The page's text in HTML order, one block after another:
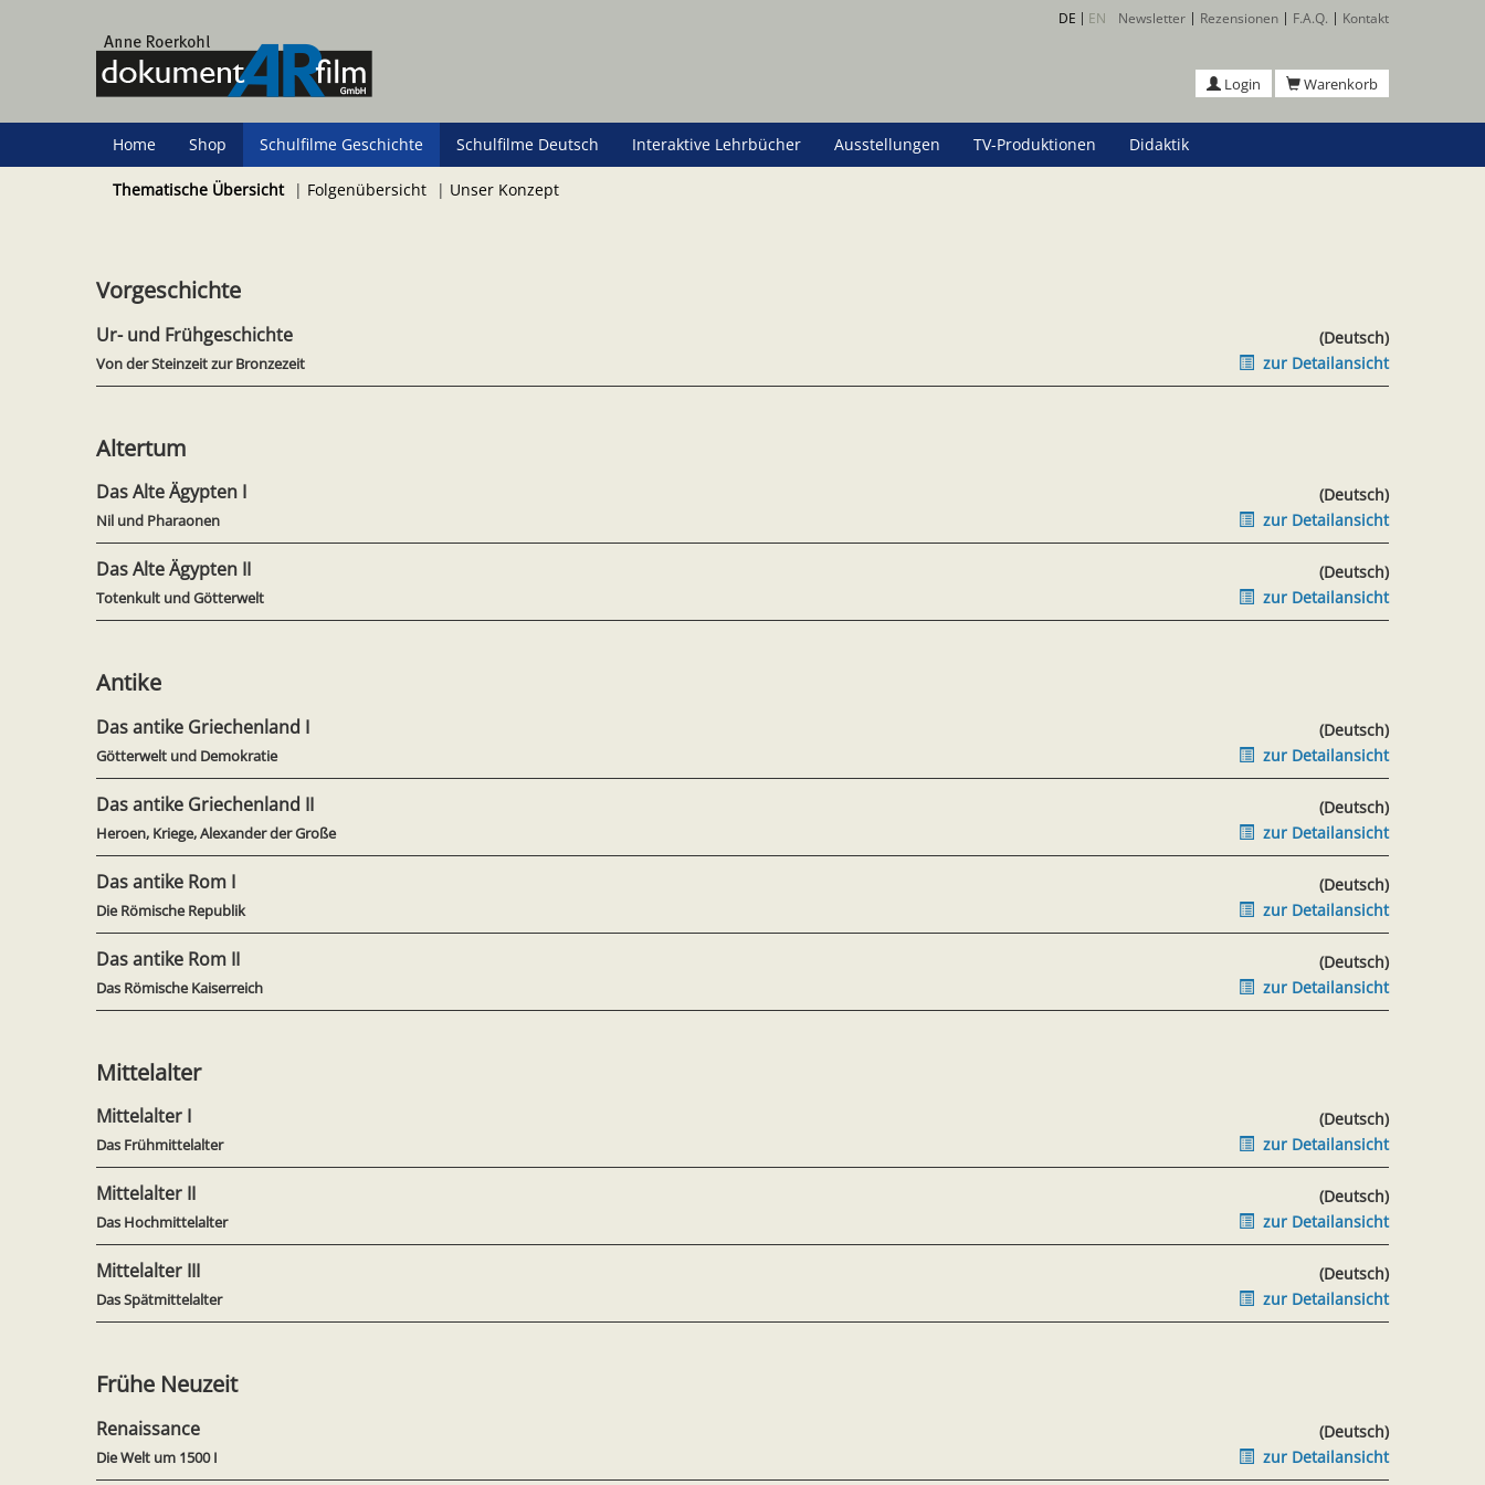
DE EN Newsletter Rezensionen F.A.Q. Kontakt
Login Warenkorb
Home Shop Schulfilme Geschichte Schulfilme Deutsch Interaktive Lehrbücher Ausstellungen TV-Produktionen Didaktik
Thematische Übersicht | Folgenübersicht | Unser Konzept
Vorgeschichte
Ur- und Frühgeschichte
Von der Steinzeit zur Bronzezeit
(Deutsch)
zur Detailansicht
Altertum
Das Alte Ägypten I
Nil und Pharaonen
(Deutsch)
zur Detailansicht
Das Alte Ägypten II
Totenkult und Götterwelt
(Deutsch)
zur Detailansicht
Antike
Das antike Griechenland I
Götterwelt und Demokratie
(Deutsch)
zur Detailansicht
Das antike Griechenland II
Heroen, Kriege, Alexander der Große
(Deutsch)
zur Detailansicht
Das antike Rom I
Die Römische Republik
(Deutsch)
zur Detailansicht
Das antike Rom II
Das Römische Kaiserreich
(Deutsch)
zur Detailansicht
Mittelalter
Mittelalter I
Das Frühmittelalter
(Deutsch)
zur Detailansicht
Mittelalter II
Das Hochmittelalter
(Deutsch)
zur Detailansicht
Mittelalter III
Das Spätmittelalter
(Deutsch)
zur Detailansicht
Frühe Neuzeit
Renaissance
Die Welt um 1500 I
(Deutsch)
zur Detailansicht